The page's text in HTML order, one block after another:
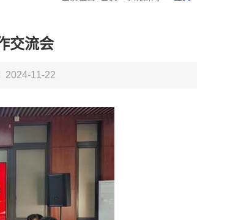
交流会
2024-11-22